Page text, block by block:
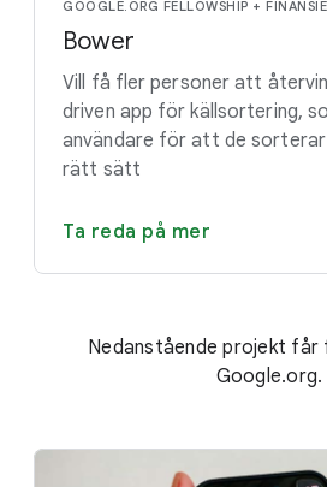
GOOGLE.ORG FELLOWSHIP +
Bower
Vill få fler personer att
driven app för källsortering,
användare för att de sorterar
rätt sätt
Ta reda på mer
Nedanstående projekt får
Google.org.